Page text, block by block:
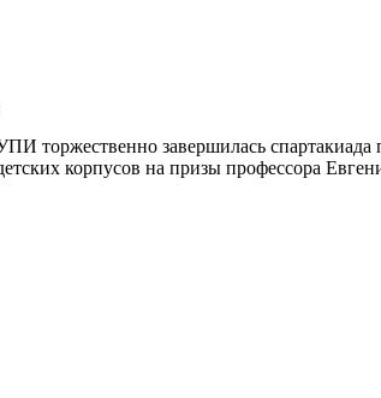
торжественно завершилась спартакиада
корпусов на призы профессора